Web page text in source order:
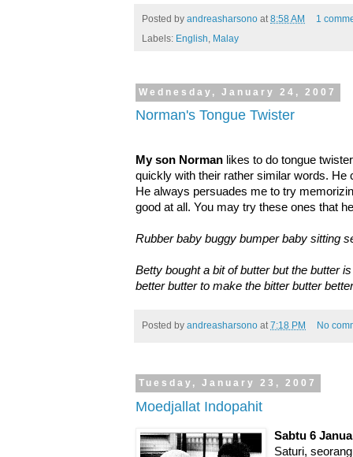
Posted by andreasharsono at8:58 AM
1
Labels: English, Malay
Wednesday, January 24, 2007
Norman's Tongue Twister
My son Norman likes to do tongue
quickly with their rather similar words. He
He always persuades me to try
good at all. You may try these ones that
Rubber baby buggy bumper baby sitting
Betty bought a bit of butter but the butter
better butter to make the bitter butter better
Posted by andreasharsono at 7:18 PM No
Tuesday, January 23, 2007
Moedjallat Indopahit
Sabtu 6
Saturi,